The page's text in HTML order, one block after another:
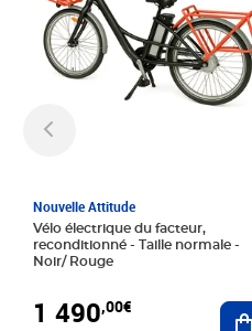
Nouvelle Attitude
Vélo électrique du facteur,
reconditionné - Taille normale -
Noir/ Rouge
1 490,00€